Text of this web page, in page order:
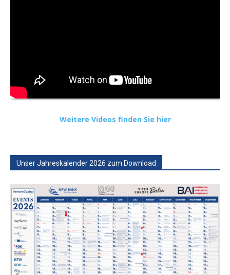
Weitere Videos finden Sie hier
Unser Jahreskalender 2026 zum Download